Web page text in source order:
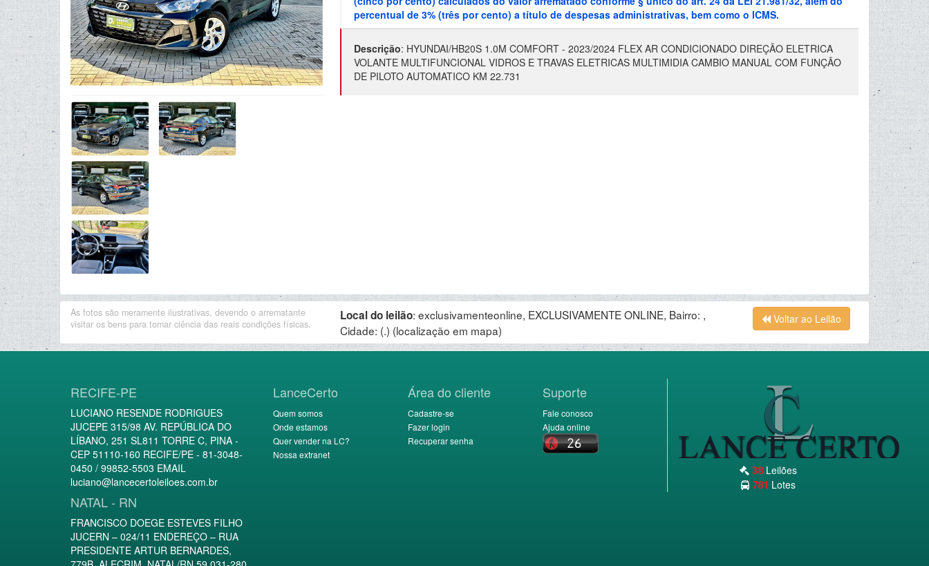
percentual de 3% (três por cento) a título de despesas administrativas, bem como o ICMS.
Descrição: HYUNDAI/HB20S 1.0M COMFORT - 2023/2024 FLEX AR CONDICIONADO DIREÇÃO ELETRICA
VOLANTE MULTIFUNCIONAL VIDROS E TRAVAS ELETRICAS MULTIMIDIA CAMBIO MANUAL COM FUNÇÃO
DE PILOTO AUTOMATICO KM 22.731
As fotos são meramente ilustrativas, devendo o arrematante
visitar os bens para tomar ciência das reais condições físicas.
Local do leilão: exclusivamenteonline, EXCLUSIVAMENTE ONLINE, Bairro: ,
Cidade: (.) (localização em mapa)
Voltar ao Leilão
RECIFE-PE
LUCIANO RESENDE RODRIGUES
JUCEPE 315/98 AV. REPÚBLICA DO
LÍBANO, 251 SL811 TORRE C, PINA -
CEP 51110-160 RECIFE/PE - 81-3048-
0450 / 99852-5503 EMAIL
luciano@lancecertoleiloes.com.br
NATAL - RN
FRANCISCO DOEGE ESTEVES FILHO
JUCERN – 024/11 ENDEREÇO – RUA
PRESIDENTE ARTUR BERNARDES,
LanceCerto
Quem somos
Onde estamos
Quer vender na LC?
Nossa extranet
Área do cliente
Cadastre-se
Fazer login
Recuperar senha
Suporte
Fale conosco
Ajuda online
38Leilões
781 Lotes